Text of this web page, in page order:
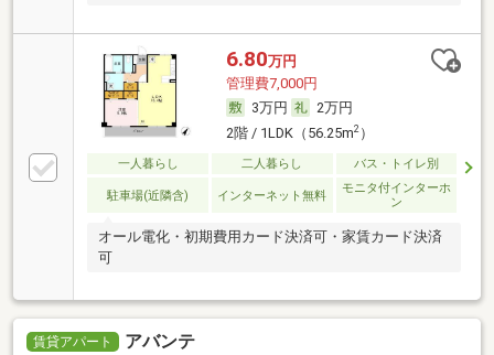
6.80万円
管理費7,000円
3万円
2万円
2階 / 1LDK（56.25m2）
一人暮らし 二人暮らし バス・トイレ別
駐車場(近隣含) インターネット無料
モニタ付インターホ
ン
オール電化・初期費用カード決済可・家賃カード決済
可
賃貸アパート アバンテ